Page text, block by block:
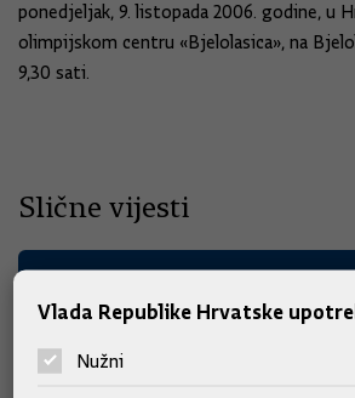
ponedjeljak, 9. listopada 2006. godine, u
olimpijskom centru «Bjelolasica», na
9,30 sati.
Slične vijesti
Vlada Republike Hrvatske
Nužni